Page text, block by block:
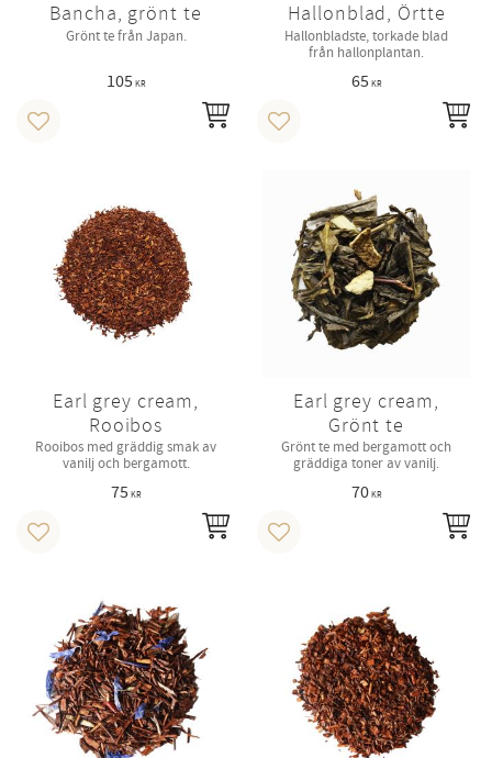
Bancha, grönt te
Grönt te från Japan.
105 KR
Lägg till i favoriter
Hallonblad, Örtte
Hallonbladste, torkade blad
från hallonplantan.
65 KR
Lägg till i favoriter
Earl grey cream,
Rooibos
Rooibos med gräddig smak av
vanilj och bergamott.
75 KR
Lägg till i favoriter
Earl grey cream,
Grönt te
Grönt te med bergamott och
gräddiga toner av vanilj.
70KR
Lägg till i favoriter